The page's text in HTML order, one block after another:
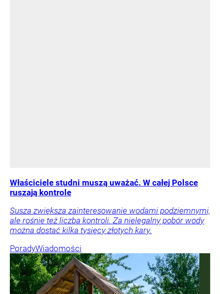
Właściciele studni muszą uważać. W całej Polsce
ruszają kontrole
Susza zwiększa zainteresowanie wodami podziemnymi,
ale rośnie też liczba kontroli. Za nielegalny pobór wody
można dostać kilka tysięcy złotych kary.
PoradyWiadomości